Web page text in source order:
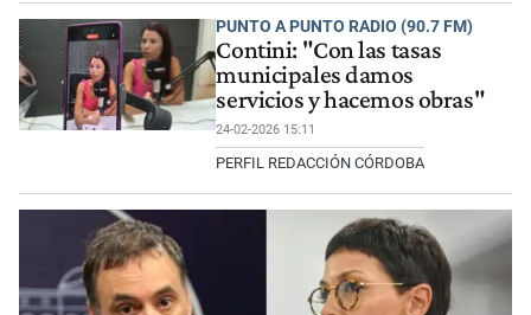
PUNTO A PUNTO RADIO (90.7 FM)
Contini: "Con las tasas
municipales damos
servicios y hacemos obras"
24-02-2026 15:11
PERFIL REDACCIÓN CÓRDOBA